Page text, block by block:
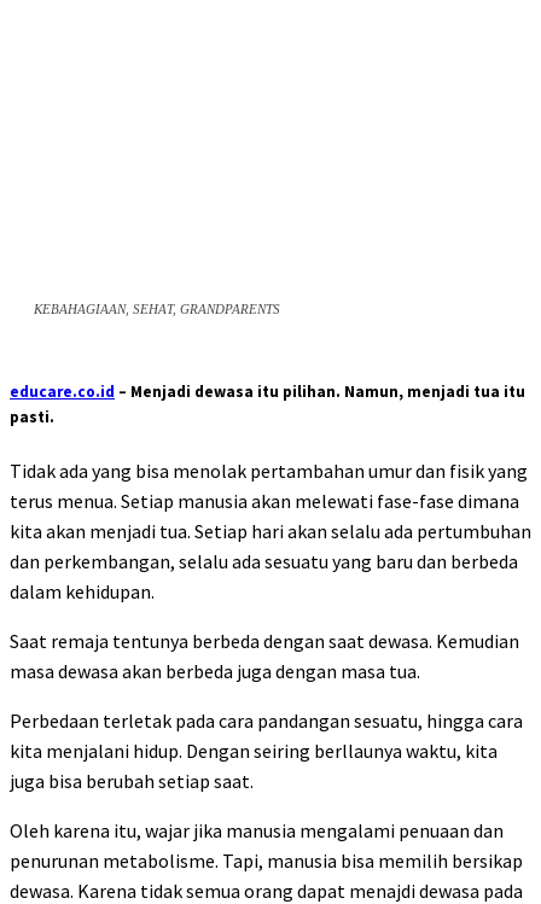
KEBAHAGIAAN, SEHAT, GRANDPARENTS
educare.co.id – Menjadi dewasa itu pilihan. Namun, menjadi tua itu
pasti.
Tidak ada yang bisa menolak pertambahan umur dan fisik yang
terus menua. Setiap manusia akan melewati fase-fase dimana
kita akan menjadi tua. Setiap hari akan selalu ada pertumbuhan
dan perkembangan, selalu ada sesuatu yang baru dan berbeda
dalam kehidupan.
Saat remaja tentunya berbeda dengan saat dewasa. Kemudian
masa dewasa akan berbeda juga dengan masa tua.
Perbedaan terletak pada cara pandangan sesuatu, hingga cara
kita menjalani hidup. Dengan seiring berllaunya waktu, kita
juga bisa berubah setiap saat.
Oleh karena itu, wajar jika manusia mengalami penuaan dan
penurunan metabolisme. Tapi, manusia bisa memilih bersikap
dewasa. Karena tidak semua orang dapat menajdi dewasa pada